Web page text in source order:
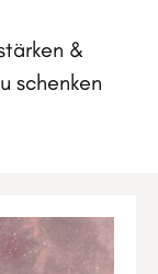
&
schenken